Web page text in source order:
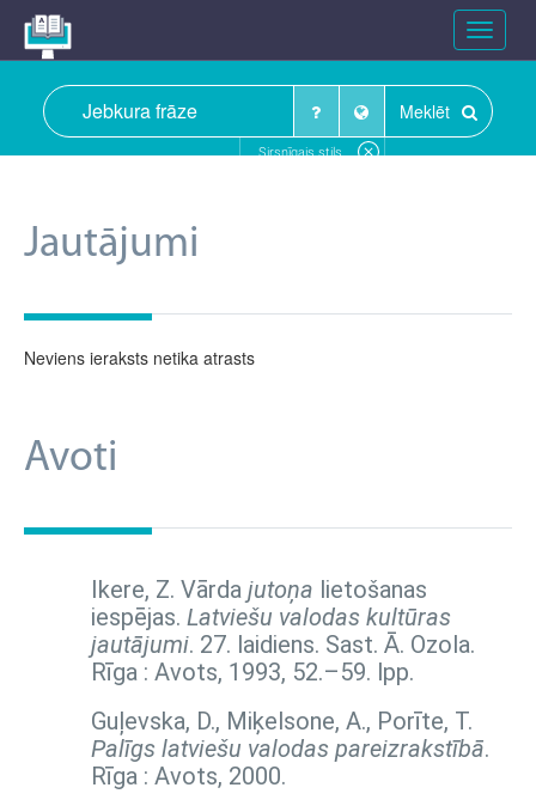
Toggle
Meklēt
Sirsnīgais stils
Jautājumi
Neviens ieraksts netika atrasts
Avoti
Ikere, Z. Vārda jutoņa lietošanas
iespējas. Latviešu valodas kultūras
jautājumi. 27. laidiens. Sast. Ā. Ozola.
Rīga : Avots, 1993, 52.–59. lpp.
Guļevska, D., Miķelsone, A., Porīte, T.
Palīgs latviešu valodas pareizrakstībā.
Rīga : Avots, 2000.